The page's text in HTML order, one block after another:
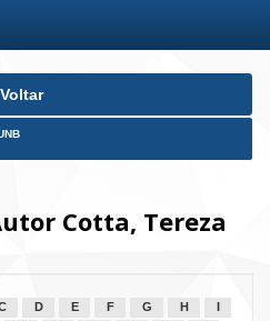
Voltar
Cotta, Tereza
D E F G H